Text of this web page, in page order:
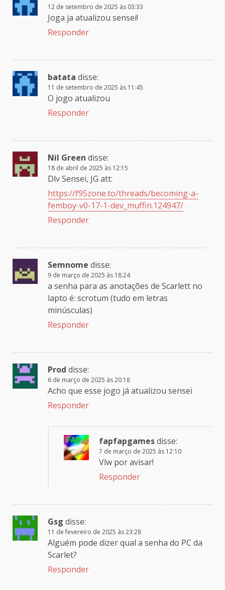
12 de setembro de 2025 às 03:33
Joga ja atualizou sensei!
Responder
batata disse:
11 de setembro de 2025 às 11:45
O jogo atualizou
Responder
Nil Green disse:
18 de abril de 2025 às 12:15
Dlv Sensei, JG att:
https://f95zone.to/threads/becoming-a-
femboy-v0-17-1-dev_muffin.124947/
Responder
Semnome disse:
9 de março de 2025 às 18:24
a senha para as anotações de Scarlett no
lapto é: scrotum (tudo em letras
minúsculas)
Responder
Prod disse:
6 de março de 2025 às 20:18
Acho que esse jogo já atualizou sensei
Responder
fapfapgamesdisse:
7 de março de 2025 às 12:10
Vlw por avisar!
Responder
Gsg disse:
11 de fevereiro de 2025 às 23:28
Alguém pode dizer qual a senha do PC da
Scarlet?
Responder